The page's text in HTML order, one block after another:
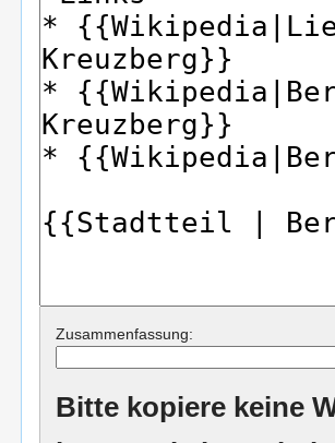
Zusammenfassung:
Bitte kopiere keine